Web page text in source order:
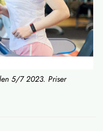
5/7 2023. Priser